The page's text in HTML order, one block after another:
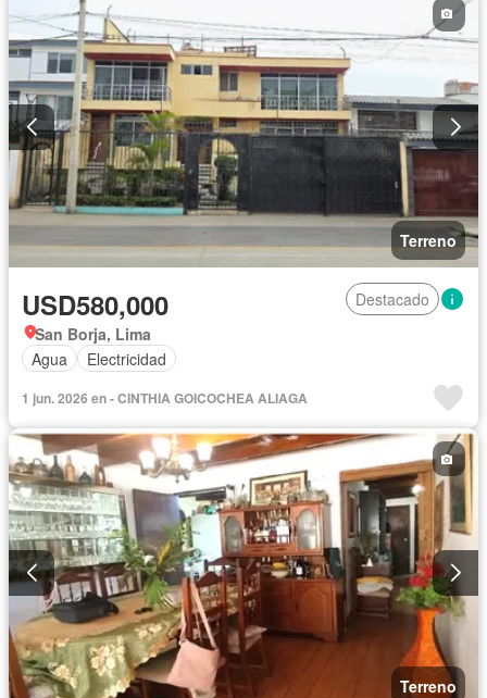
Terreno
USD580,000
Destacado
San Borja, Lima
Agua
Electricidad
1 jun. 2026 en - CINTHIA GOICOCHEA ALIAGA
Terreno